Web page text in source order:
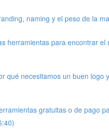
naming y el peso de la
herramientas para encontrar el
qué necesitamos un buen logo
gratuitas o de pago